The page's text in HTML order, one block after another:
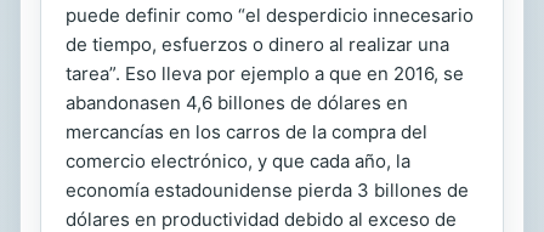
puede definir como “el desperdicio innecesario
de tiempo, esfuerzos o dinero al realizar una
tarea”. Eso lleva por ejemplo a que en 2016, se
abandonasen 4,6 billones de dólares en
mercancías en los carros de la compra del
comercio electrónico, y que cada año, la
economía estadounidense pierda 3 billones de
dólares en productividad debido al exceso de